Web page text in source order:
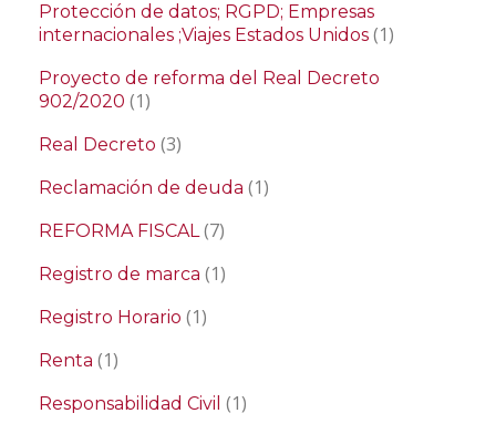
Protección de datos; RGPD; Empresas
internacionales ;Viajes Estados Unidos (1)
Proyecto de reforma del Real Decreto
902/2020 (1)
Real Decreto (3)
Reclamación de deuda (1)
REFORMA FISCAL(7)
Registro de marca (1)
Registro Horario (1)
Renta (1)
Responsabilidad Civil (1)